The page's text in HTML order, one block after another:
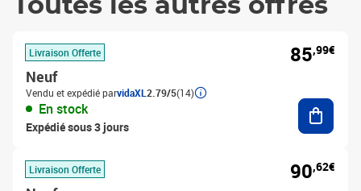
Toutes les autres offres
Livraison Offerte
Neuf
Vendu et expédié parvidaXL 2.79/5(14)
En stock
Expédié sous 3 jours
85,99€
Livraison Offerte 90,62€